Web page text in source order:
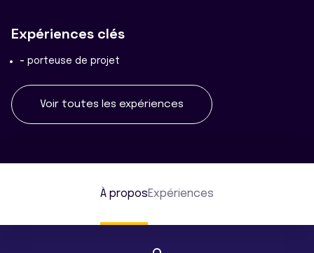
Expériences clés
- porteuse de projet
Voir toutes les expériences
À proposExpériences